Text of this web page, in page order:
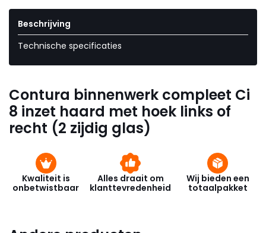
Beschrijving
Technische specificaties
Contura binnenwerk compleet Ci
8 inzet haard met hoek links of
recht (2 zijdig glas)
Kwaliteit is
onbetwistbaar
Alles draait om
klanttevredenheid
Wij bieden een
totaalpakket